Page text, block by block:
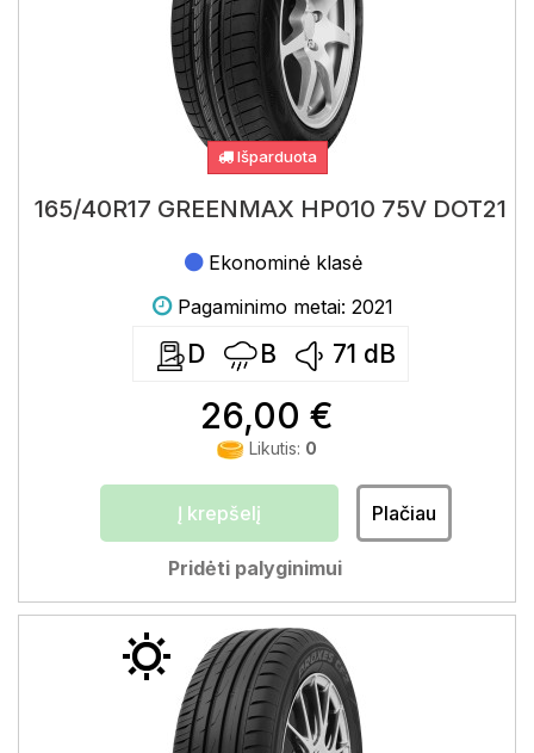
Išparduota
165/40R17 GREENMAX HP010 75V DOT21
Ekonominė klasė
Pagaminimo metai: 2021
D B 71 dB
26,00 €
Likutis: 0
Į krepšelį Plačiau
Pridėti palyginimui